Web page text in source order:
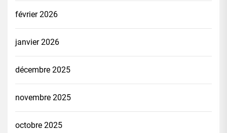
février 2026
janvier 2026
décembre 2025
novembre 2025
octobre 2025